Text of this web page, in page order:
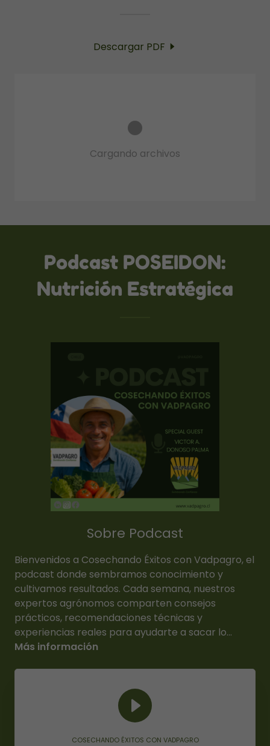
Descargar PDF
Cargando archivos
Podcast POSEIDON:
Nutrición Estratégica
Sobre Podcast
Bienvenidos a Cosechando Éxitos con Vadpagro, el
podcast donde sembramos conocimiento y
cultivamos resultados. Cada semana, nuestros
expertos agrónomos comparten consejos
prácticos, recomendaciones técnicas y
experiencias reales para ayudarte a sacar lo...
Más información
COSECHANDO ÉXITOS CON VADPAGRO